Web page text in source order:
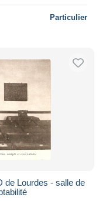
Particulier
de Lourdes - salle de